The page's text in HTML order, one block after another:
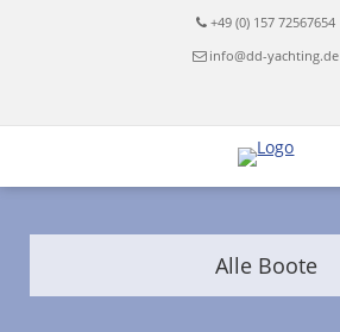
+49 (0) 157 72567654
info@dd-yachting.de
Alle Boote